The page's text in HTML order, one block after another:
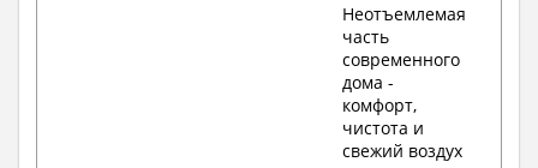
Неотъемлемая
часть
современного
дома -
комфорт,
чистота и
свежий воздух